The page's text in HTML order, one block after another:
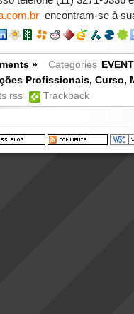
encontram-se à
» Categories
Profissionais, Curso,
rss Trackback